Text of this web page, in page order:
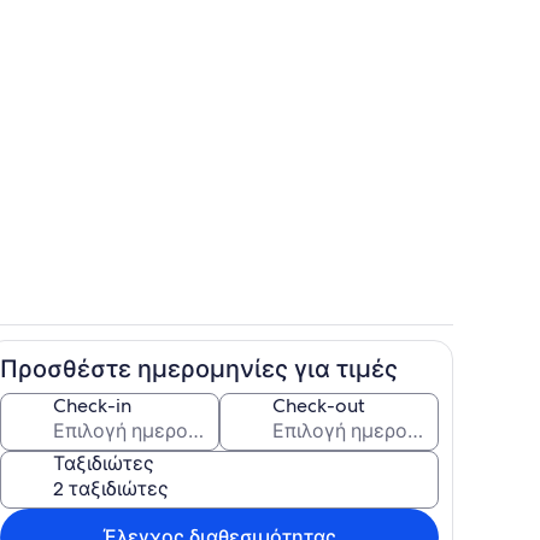
Δωμάτιο
Προσθέστε ημερομηνίες για τιμές
Check-in Check-out
Ταξιδιώτες